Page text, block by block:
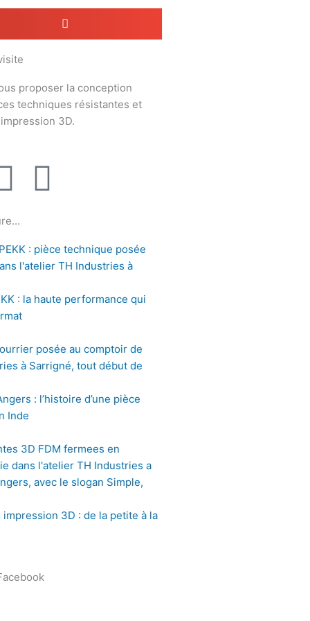
proposer la conception
techniques résistantes et
3D.
Y
o
u
t
u
b
e
M
d
i
u
m
: la haute performance qui
: l’histoire d’une pièce
Inde
3D : de la petite à la